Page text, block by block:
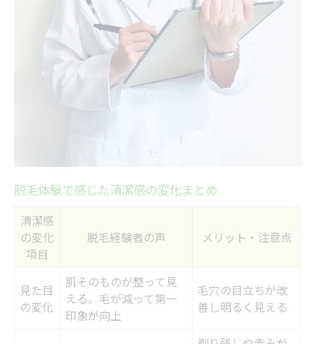
脱毛するならアフターケアも重視したい理由
脱毛後のアフターケア内容比較表
アフターケアが脱毛効果に与える影響
肌トラブルを防ぐアフターケアのコツ
脱毛後におすすめのケア方法とは
アフターケア重視の脱毛体験談
痛みを抑えた脱毛施術で快適な毎日へ
脱毛施術の痛みに関する体験談
脱毛時の痛み対策グッズ紹介
医療脱毛とサロン脱毛の違いを徹底比較
医療脱毛vsサロン脱毛の比較表
脱毛体験で感じた清潔感の変化まとめ
清潔感
の変化
項目
脱毛経験者の声 メリット・注意点
見た目
の変化
肌そのものが整って見
える、毛が減って第一
印象が向上
毛穴の目立ちが改
善し明るく見える